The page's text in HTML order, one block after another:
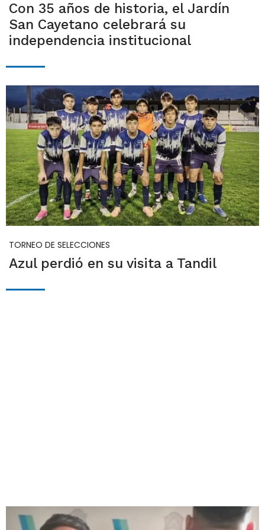
Con 35 años de historia, el Jardín
San Cayetano celebrará su
independencia institucional
TORNEO DE SELECCIONES
Azul perdió en su visita a Tandil